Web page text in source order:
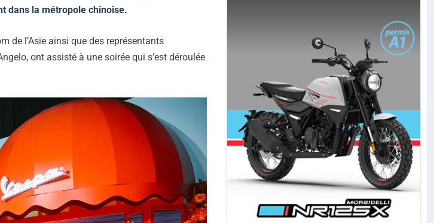
dans la métropole chinoise.
de l’Asie ainsi que des représentants
ont assisté à une soirée qui s’est déroulée